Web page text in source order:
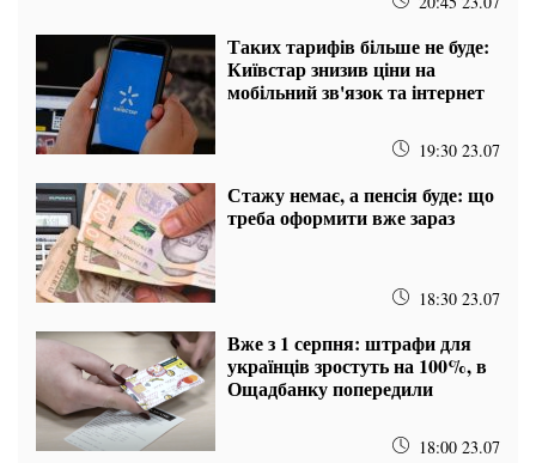
Таких тарифів більше не буде:
Київстар знизив ціни на
мобільний зв'язок та інтернет
19:30 23.07
Стажу немає, а пенсія буде: що
треба оформити вже зараз
18:30 23.07
Вже з 1 серпня: штрафи для
українців зростуть на 100%, в
Ощадбанку попередили
18:00 23.07